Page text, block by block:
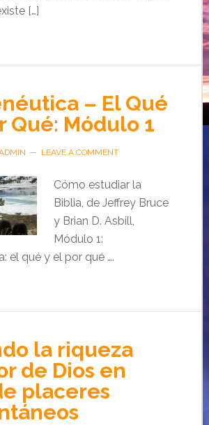
[…]
– El Qué
Qué: Módulo 1
LEAVE A COMMENT
Cómo estudiar la
Biblia, de Jeffrey Bruce
y Brian D. Asbill,
Módulo 1:
el qué y el por qué ….
la riqueza
de Dios en
placeres